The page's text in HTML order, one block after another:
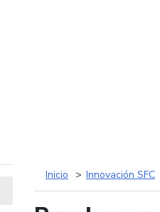
Inicio Innovación SFC